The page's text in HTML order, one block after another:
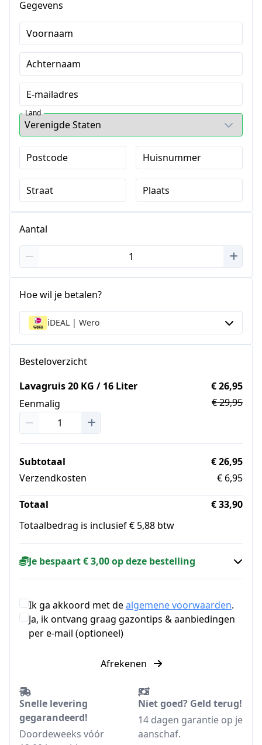
Gegevens
Voornaam
Achternaam
E-mailadres
Land
Postcode Huisnummer
Straat Plaats
Aantal
Hoe wil je betalen?
iDEAL | Wero
Besteloverzicht
Lavagruis 20 KG / 16 Liter
Eenmalig
€ 26,95
€ 29,95
Subtotaal
€ 26,95
Verzendkosten
€ 6,95
Totaal
€ 33,90
Totaalbedrag is inclusief € 5,88 btw
Je bespaart € 3,00 op deze bestelling
Ik ga akkoord met dealgemene voorwaarden.
Ja, ik ontvang graag gazontips & aanbiedingen
per e-mail (optioneel)
Afrekenen
Snelle levering
gegarandeerd!
Doordeweeks vóór
Niet goed? Geld terug!
14 dagen garantie op je
aanschaf.